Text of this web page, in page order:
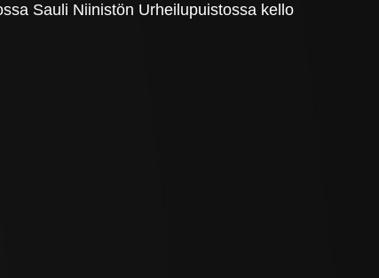
Sauli Niinistön Urheilupuistossa kello